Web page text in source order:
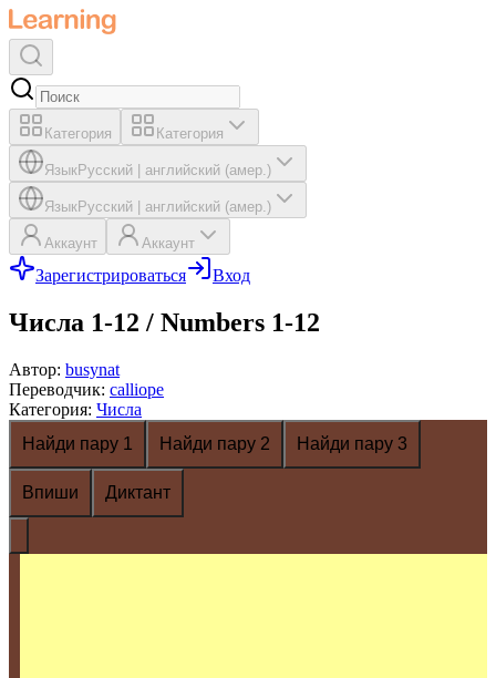
Категория Категория
ЯзыкРусский английский (амер.)
ЯзыкРусский английский (амер.)
Аккаунт Аккаунт
Зарегистрироваться Вход
Числа 1-12 / Numbers 1-12
Автор: busynat
Переводчик: calliope
Категория: Числа
Найди пару 1
Найди пару 2 Найди пару 3
Впиши Диктант